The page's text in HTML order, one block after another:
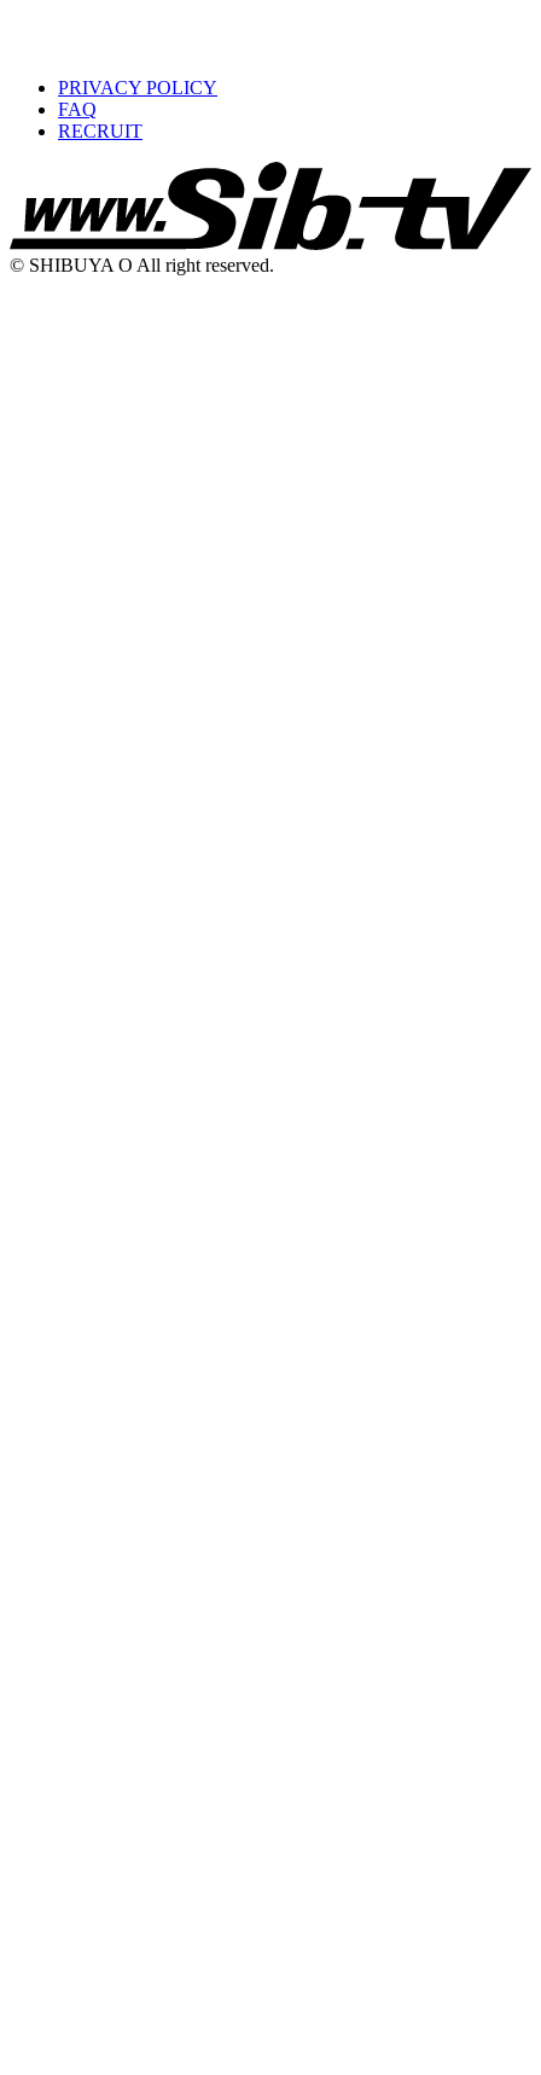
PRIVACY POLICY
FAQ
RECRUIT
© SHIBUYA O All right reserved.